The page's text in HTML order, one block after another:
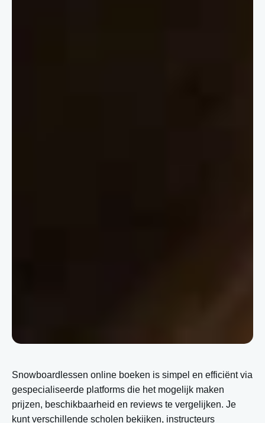
Snowboardlessen online boeken is simpel en efficiënt via
gespecialiseerde platforms die het mogelijk maken
prijzen, beschikbaarheid en reviews te vergelijken. Je
kunt verschillende scholen bekijken, instructeurs